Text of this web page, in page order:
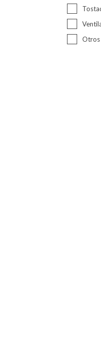
Otros